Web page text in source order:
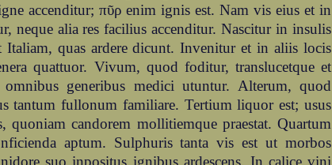
accenditur; πῦρ enim ignis est. Nam vis eius et in
neque alia res facilius accenditur. Nascitur in insulis
quas ardere dicunt. Invenitur et in aliis locis
quattuor. Vivum, quod foditur, translucetque et
generibus medici utuntur. Alterum, quod
tantum fullonum familiare. Tertium liquor est; usus
quoniam candorem mollitiemque praestat. Quartum
aptum. Sulphuris tanta vis est ut morbos
suo inpositus ignibus ardescens. In calice vini